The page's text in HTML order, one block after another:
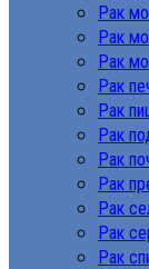
Рак
Рак
Рак
Рак
Рак
Рак
Рак
Рак
Рак
Рак
Рак